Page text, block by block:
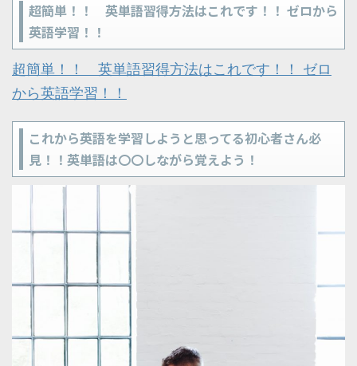
超簡単！！ 英単語習得方法はこれです！！ ゼロから
英語学習！！
超簡単！！ 英単語習得方法はこれです！！ ゼロ
から英語学習！！
これから英語を学習しようと思ってる初心者さん必
見！！英単語は〇〇しながら覚えよう！